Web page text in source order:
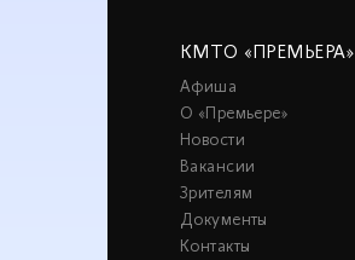
КМТО «ПРЕМЬЕРА»
Афиша
О «Премьере»
Новости
Вакансии
Зрителям
Документы
Контакты